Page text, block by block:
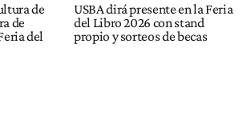
de
de
del
USBA dirá presente en la Feria
del Libro 2026 con stand
propio y sorteos de becas